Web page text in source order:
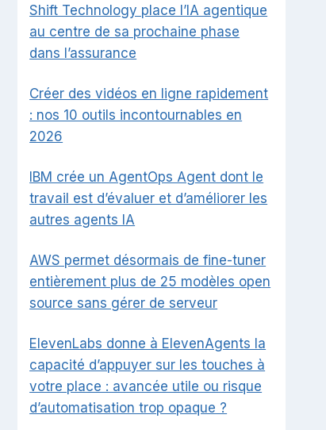
Shift Technology place l’IA agentique
au centre de sa prochaine phase
dans l’assurance
Créer des vidéos en ligne rapidement
: nos 10 outils incontournables en
2026
IBM crée un AgentOps Agent dont le
travail est d’évaluer et d’améliorer les
autres agents IA
AWS permet désormais de fine-tuner
entièrement plus de 25 modèles open
source sans gérer de serveur
ElevenLabs donne à ElevenAgents la
capacité d’appuyer sur les touches à
votre place : avancée utile ou risque
d’automatisation trop opaque ?